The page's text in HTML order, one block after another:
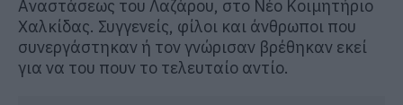
Αναστάσεως του Λαζάρου, στο Νέο Κοιμητήριο
Χαλκίδας. Συγγενείς, φίλοι και άνθρωποι που
συνεργάστηκαν ή τον γνώρισαν βρέθηκαν εκεί
για να του πουν το τελευταίο αντίο.